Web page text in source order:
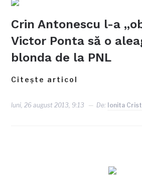
Crin Antonescu l-a
Victor Ponta să o
blonda de la PNL
Citește articol
luni, 26 august 2013, 9:13 De: Ionita